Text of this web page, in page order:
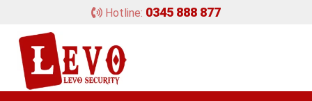
Hotline: 0345 888 877